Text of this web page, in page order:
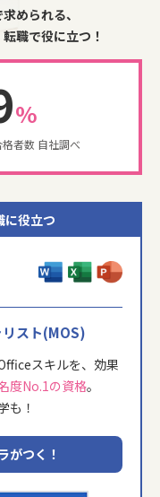
められる、
職で役に立つ！
%
者数 自社調べ
に役立つ
リスト(MOS)
スキルを、 効果
度No.1の資格。
も！
がつく！